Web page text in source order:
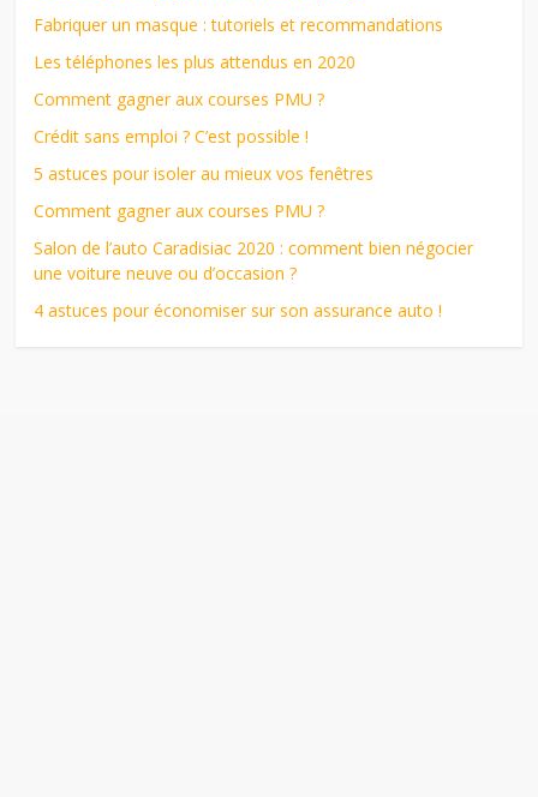
Fabriquer un masque : tutoriels et recommandations
Les téléphones les plus attendus en 2020
Comment gagner aux courses PMU ?
Crédit sans emploi ? C’est possible !
5 astuces pour isoler au mieux vos fenêtres
Comment gagner aux courses PMU ?
Salon de l’auto Caradisiac 2020 : comment bien négocier
une voiture neuve ou d’occasion ?
4 astuces pour économiser sur son assurance auto !